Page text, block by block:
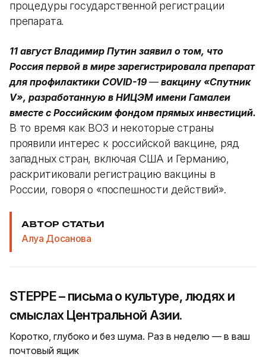
процедуры государственной регистрации
препарата.
11 август Владимир Путин заявил о том, что
Россия первой в мире зарегистрировала препарат
для профилактики COVID-19 — вакцину «Спутник
V», разработанную в НИЦЭМ имени Гамалеи
вместе с Российским фондом прямых инвестиций.
В то время как ВОЗ и некоторые страны
проявили интерес к российской вакцине, ряд
западных стран, включая США и Германию,
раскритиковали регистрацию вакцины в
России, говоря о «поспешности действий».
АВТОР СТАТЬИ
Алуа Досанова
STEPPE – письма о культуре, людях и
смыслах Центральной Азии.
Коротко, глубоко и без шума. Раз в неделю — в ваш
почтовый ящик